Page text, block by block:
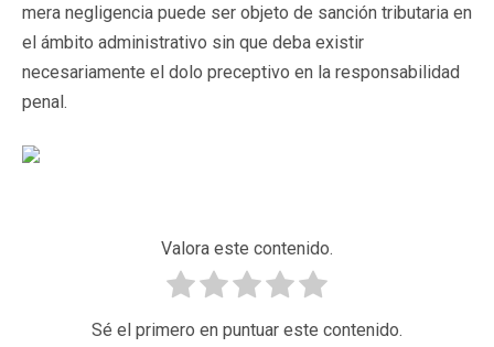
mera negligencia puede ser objeto de sanción tributaria en
el ámbito administrativo sin que deba existir
necesariamente el dolo preceptivo en la responsabilidad
penal.
Valora este contenido.
Sé el primero en puntuar este contenido.